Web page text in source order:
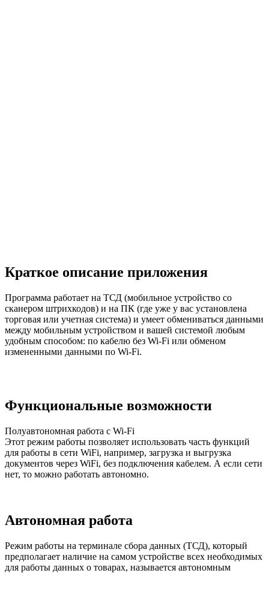
Краткое описание приложения
Программа работает на ТСД (мобильное устройство со
сканером штрихкодов) и на ПК (где уже у вас установлена
торговая или учетная система) и умеет обмениваться данными
между мобильным устройством и вашей системой любым
удобным способом: по кабелю без Wi-Fi или обменом
измененными данными по Wi-Fi.
Функциональные возможности
Полуавтономная работа с Wi-Fi
Этот режим работы позволяет использовать часть функций
для работы в сети WiFi, например, загрузка и выгрузка
документов через WiFi, без подключения кабелем. А если сети
нет, то можно работать автономно.
Автономная работа
Режим работы на терминале сбора данных (ТСД), который
предполагает наличие на самом устройстве всех необходимых
для работы данных о товарах, называется автономным